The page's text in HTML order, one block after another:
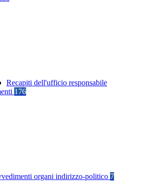
Recapiti dell'ufficio responsabile
176
organi indirizzo-politico 7